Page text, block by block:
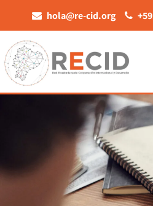
hola@re-cid.org